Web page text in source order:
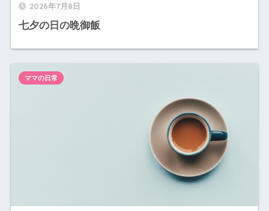
2026年7月8日
七夕の日の晩御飯
ママの日常